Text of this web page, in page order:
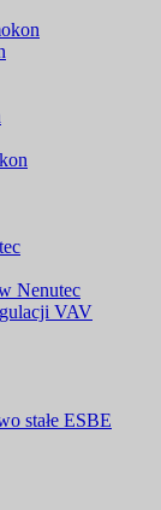
Nenutec
VAV
stałe ESBE